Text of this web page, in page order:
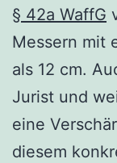
§ 42a WaffG
Messern mit
als 12 cm.
Jurist und
eine
diesem